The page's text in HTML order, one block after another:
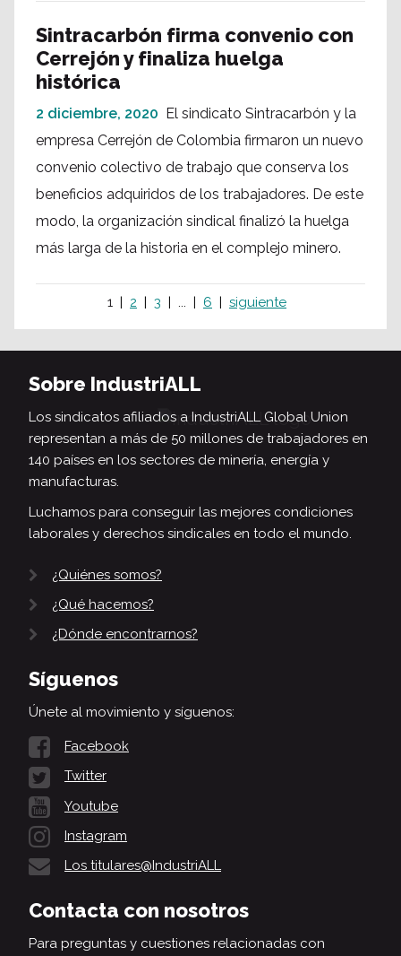
Sintracarbón firma convenio con
Cerrejón y finaliza huelga
histórica
2 diciembre, 2020 El sindicato Sintracarbón y la
empresa Cerrejón de Colombia firmaron un nuevo
convenio colectivo de trabajo que conserva los
beneficios adquiridos de los trabajadores. De este
modo, la organización sindical finalizó la huelga
más larga de la historia en el complejo minero.
1 2 3 ... 6 siguiente
Sobre IndustriALL
Los sindicatos afiliados a IndustriALL Global Union
representan a más de 50 millones de trabajadores en
140 países en los sectores de minería, energía y
manufacturas.
Luchamos para conseguir las mejores condiciones
laborales y derechos sindicales en todo el mundo.
¿Quiénes somos?
¿Qué hacemos?
¿Dónde encontrarnos?
Síguenos
Únete al movimiento y síguenos:
Facebook
Twitter
Youtube
Instagram
Los titulares@IndustriALL
Contacta con nosotros
Para preguntas y cuestiones relacionadas con